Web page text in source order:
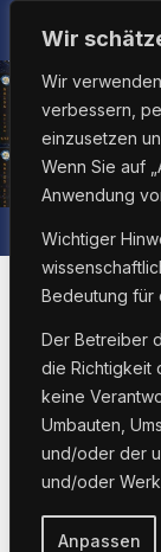
Wir
Wir
verbessern,
einzusetzen
Wenn Sie auf
Anwendung
Wichtiger
Bedeutung für
Der Betreiber
die Richtigkeit
keine
Umbauten,
und/oder der
und/oder
Anpassen
Inhalt
springen
Sa..
NOTFUNK